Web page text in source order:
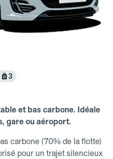
3
et bas carbone. Idéale
gare ou aéroport.
carbone (70% de la flotte)
pour un trajet silencieux